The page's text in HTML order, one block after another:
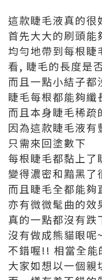
這款睫毛液真的
首先大大的刷頭能
均勻地帶到每根睫
看, 睫毛的長度是
而且一點小結子都
睫毛每根都能夠纖
而且本身睫毛稀
因為這款睫毛液有
只需來回塗數下
每根睫毛都黏上了
變得濃密和黯黑
而且睫毛全都能夠
亦有微微髦曲的效
真的一點都沒有跌
沒有做成熊貓眼呢~
不錯喔!! 相當全
大家如想以一個親